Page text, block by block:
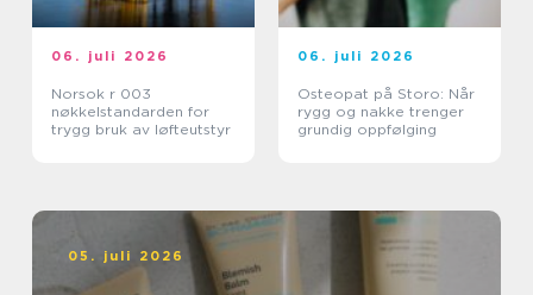
06. juli 2026
Norsok r 003
nøkkelstandarden for
trygg bruk av løfteutstyr
06. juli 2026
Osteopat på Storo: Når
rygg og nakke trenger
grundig oppfølging
05. juli 2026